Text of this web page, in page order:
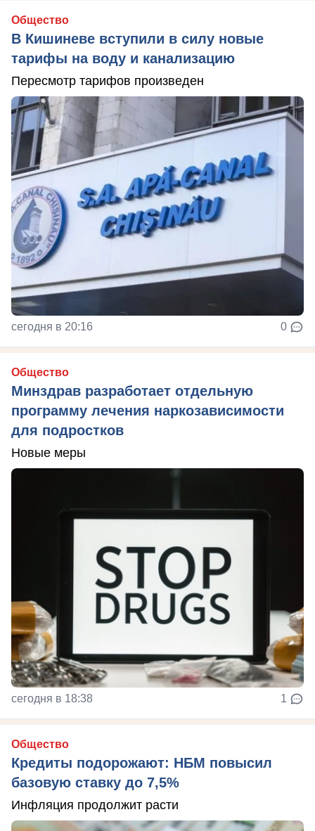
Общество
В Кишиневе вступили в силу новые
тарифы на воду и канализацию
Пересмотр тарифов произведен
сегодня в 20:16 0
Общество
Минздрав разработает отдельную
программу лечения наркозависимости
для подростков
Новые меры
сегодня в 18:38 1
Общество
Кредиты подорожают: НБМ повысил
базовую ставку до 7,5%
Инфляция продолжит расти